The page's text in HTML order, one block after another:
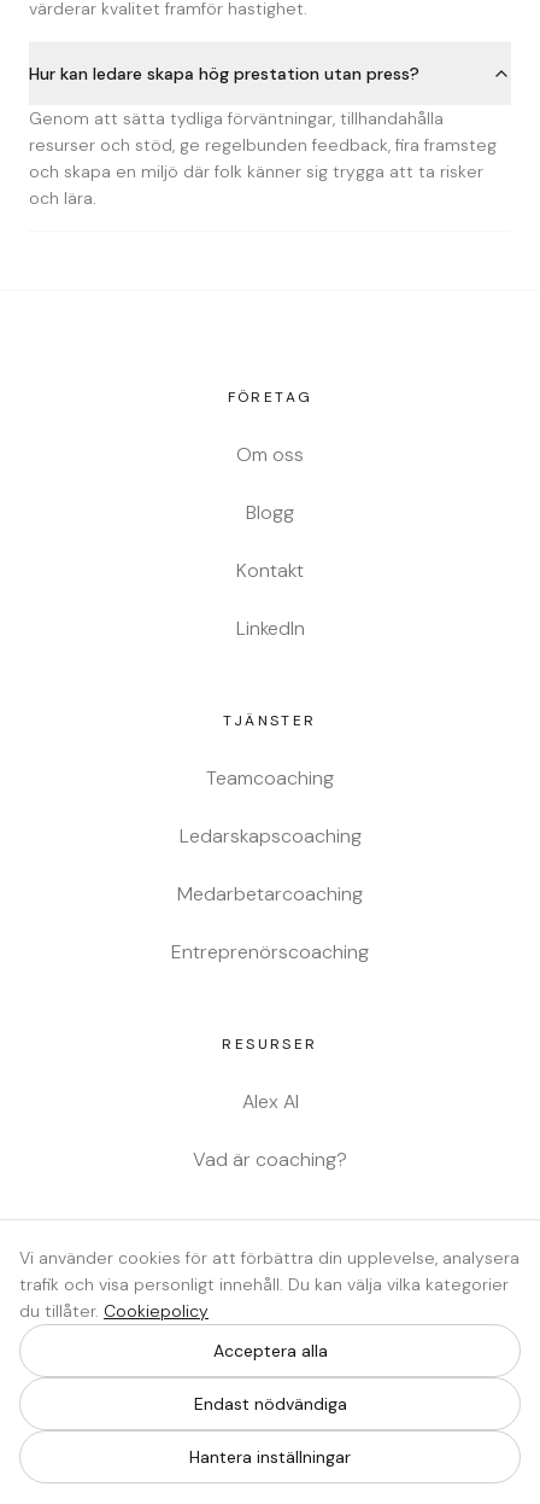
värderar kvalitet framför hastighet.
Hur kan ledare skapa hög prestation utan press?
Genom att sätta tydliga förväntningar, tillhandahålla
resurser och stöd, ge regelbunden feedback, fira framsteg
och skapa en miljö där folk känner sig trygga att ta risker
och lära.
FÖRETAG
Om oss
Blogg
Kontakt
LinkedIn
TJÄNSTER
Teamcoaching
Ledarskapscoaching
Medarbetarcoaching
Entreprenörscoaching
RESURSER
Alex AI
Vad är coaching?
Integritetspolicy
Cookiepolicy
Cookieinställningar
Vi använder cookies för att förbättra din upplevelse, analysera
trafik och visa personligt innehåll. Du kan välja vilka kategorier
du tillåter. Cookiepolicy
Acceptera alla
Endast nödvändiga
Hantera inställningar